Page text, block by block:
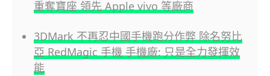
重奪寶座 領先 Apple vivo 等廠商
3DMark 不再忍中國手機跑分作弊 除名努比
亞 RedMagic 手機 手機廠: 只是全力發揮效
能